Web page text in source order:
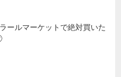
ールマーケットで絶対買いた